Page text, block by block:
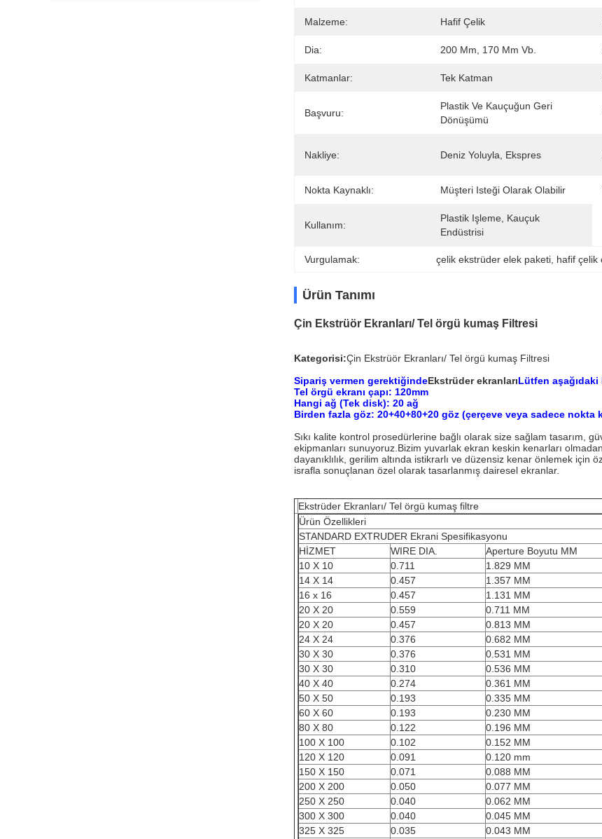
Malzeme: Hafif Çelik
Dia: 200 Mm, 170 Mm Vb.
Katmanlar: Tek Katman
Başvuru:
Plastik Ve Kauçuğun Geri
Dönüşümü
Nakliye: Deniz Yoluyla, Ekspres
Nokta Kaynaklı: Müşteri Isteği Olarak Olabilir
Kullanım:
Plastik Işleme, Kauçuk
Endüstrisi
Vurgulamak: çelik ekstrüder elek paketi hafif çelik
Ürün Tanımı
Çin Ekstrüör Ekranları/ Tel örgü kumaş Filtresi
Kategorisi:Çin Ekstrüör Ekranları/ Tel örgü kumaş Filtresi
Sipariş vermen gerektiğindeEkstrüder ekranlarıLütfen
Tel örgü ekranı çapı: 120mm
Hangi ağ (Tek disk): 20 ağ
Birden fazla göz: 20+40+80+20 göz (çerçeve veya sadece nokta
Sıkı kalite kontrol prosedürlerine bağlı olarak size sağlam tasarım,
ekipmanları sunuyoruz.Bizim yuvarlak ekran keskin kenarları
dayanıklılık, gerilim altında istikrarlı ve düzensiz kenar önlemek
israfla sonuçlanan özel olarak tasarlanmış dairesel ekranlar.
Ekstrüder Ekranları/ Tel örgü kumaş filtre
Ürün Özellikleri
STANDARD EXTRUDER Ekrani Spesifikasyonu
HİZMET
WIRE DIA. Aperture Boyutu MM
10 X 10
0.711 1.829 MM
14 X 14
0.457 1.357 MM
16 x 16
0.457 1.131 MM
20 X 20
0.559 0.711 MM
20 X 20
0.457 0.813 MM
24 X 24
0.376 0.682 MM
30 X 30
0.376 0.531 MM
30 X 30
0.310 0.536 MM
40 X 40
0.274 0.361 MM
50 X 50
0.193 0.335 MM
60 X 60
0.193 0.230 MM
80 X 80
0.122 0.196 MM
100 X 100
0.102 0.152 MM
120 X 120
0.091 0.120 mm
150 X 150
0.071 0.088 MM
200 X 200
0.050 0.077 MM
250 X 250
0.040 0.062 MM
300 X 300
0.040 0.045 MM
325 X 325
0.035 0.043 MM